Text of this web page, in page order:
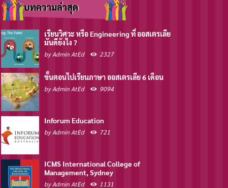
บทความล่าสุด
เรียนวิศวะ หรือ Engineering ที่ ออสเตรเลีย
มันดียังไง ?
byAdmin AtEd 2327
ขั้นตอนไปเรียนภาษา ออสเตรเลีย 6 เดือน
byAdmin AtEd 9094
Inforum Education
byAdmin AtEd 721
ICMS International College of
Management, Sydney
byAdmin AtEd 1131